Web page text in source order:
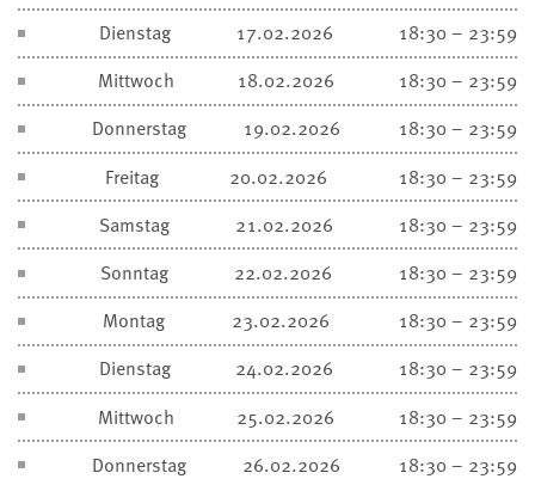
Dienstag
17.02.2026
18:30 – 23:59
Mittwoch
18.02.2026
18:30 – 23:59
Donnerstag
19.02.2026
18:30 – 23:59
Freitag
20.02.2026
18:30 – 23:59
Samstag
21.02.2026
18:30 – 23:59
Sonntag
22.02.2026
18:30 – 23:59
Montag
23.02.2026
18:30 – 23:59
Dienstag
24.02.2026
18:30 – 23:59
Mittwoch
25.02.2026
18:30 – 23:59
Donnerstag
26.02.2026
18:30 – 23:59